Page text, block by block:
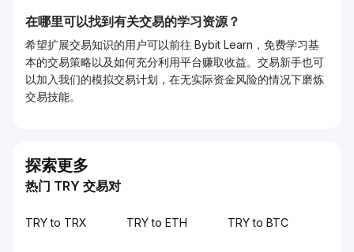
在哪里可以找到有关交易的学习资源？
希望扩展交易知识的用户可以前往 Bybit Learn，免费学习基
本的交易策略以及如何充分利用平台赚取收益。交易新手也可
以加入我们的模拟交易计划，在无实际资金风险的情况下磨炼
交易技能。
探索更多
热门 TRY 交易对
TRY to TRX TRY to ETH TRY to BTC